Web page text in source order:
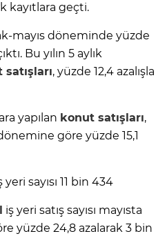
kayıtlara geçti.
mayıs döneminde yüzde
Bu yılın 5 aylık
, yüzde 12,4 azalışla
yapılan konut satışları,
göre yüzde 15,1
sayısı 11 bin 434
iş yeri satış sayısı mayısta
yüzde 24,8 azalarak 3 bin